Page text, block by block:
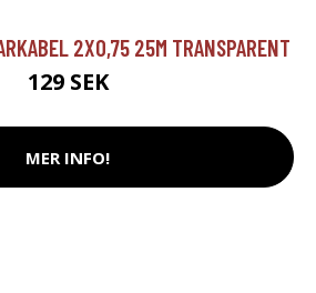
2X0,75 25M TRANSPARENT
129 SEK
MER INFO!